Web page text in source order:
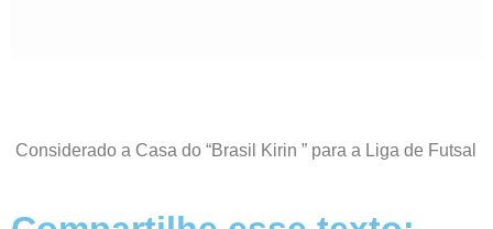
Considerado a Casa do “Brasil Kirin ” para a Liga de Futsal